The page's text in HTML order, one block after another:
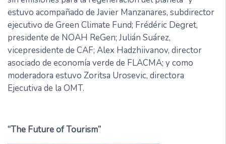
estuvo acompañado de Javier Manzanares, subdirector
ejecutivo de Green Climate Fund; Frédéric Degret,
presidente de NOAH ReGen; Julián Suárez,
vicepresidente de CAF; Alex Hadzhiivanov, director
asociado de economía verde de FLACMA; y como
moderadora estuvo Zoritsa Urosevic, directora
Ejecutiva de la OMT.
“The Future of Tourism”